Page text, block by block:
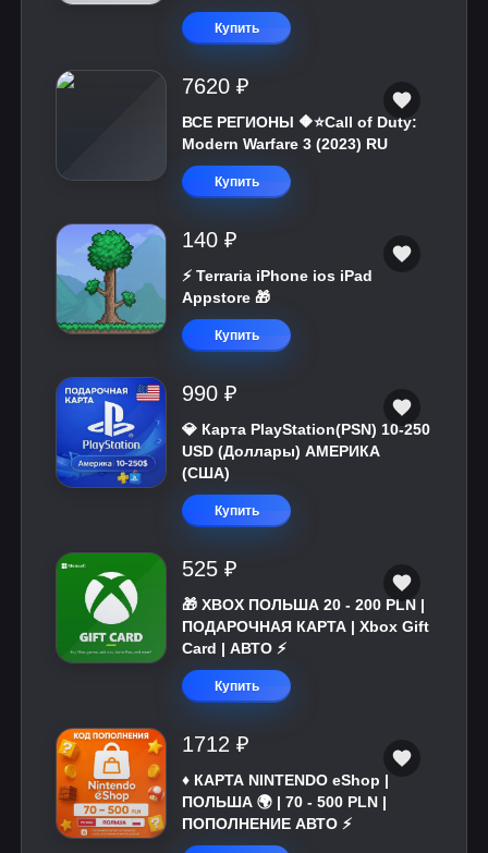
Купить
7620 ₽
ВСЕ РЕГИОНЫ 🔶⭐Call of Duty:
Modern Warfare 3 (2023) RU
Купить
140 ₽
⚡️ Terraria iPhone ios iPad
Appstore 🎁
Купить
990 ₽
💎 Карта PlayStation(PSN) 10-250
USD (Доллары) АМЕРИКА
(США)
Купить
525 ₽
🎁 XBOX ПОЛЬША 20 - 200 PLN |
ПОДАРОЧНАЯ КАРТА | Xbox Gift
Card | АВТО ⚡
Купить
1712 ₽
♦️ КАРТА NINTENDO eShop |
ПОЛЬША 🌍 | 70 - 500 PLN |
ПОПОЛНЕНИЕ АВТО ⚡